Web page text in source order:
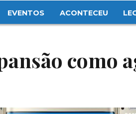
EVENTOS ACONTECEU
como